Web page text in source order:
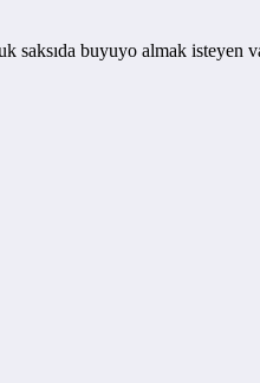
buyuyo almak isteyen